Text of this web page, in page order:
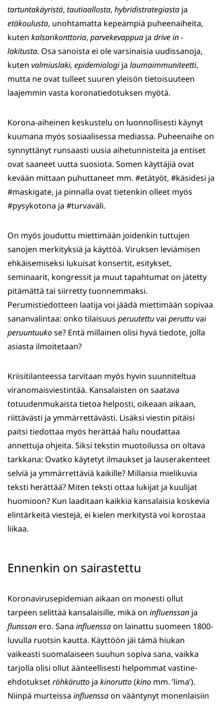
tartuntakäyristä, tautiaallosta, hybridistrategiasta ja
etäkoulusta, unohtamatta kepeämpiä puheenaiheita,
kuten kalsarikonttoria, parvekevappua ja drive in -
lakitusta. Osa sanoista ei ole varsinaisia uudissanoja,
kuten valmiuslaki, epidemiologija laumaimmuniteetti,
mutta ne ovat tulleet suuren yleisön tietoisuuteen
laajemmin vasta koronatiedotuksen myötä.
Korona-aiheinen keskustelu on luonnollisesti käynyt
kuumana myös sosiaalisessa mediassa. Puheenaihe on
synnyttänyt runsaasti uusia aihetunnisteita ja entiset
ovat saaneet uutta suosiota. Somen käyttäjiä ovat
kevään mittaan puhuttaneet mm. #etätyöt, #käsidesi ja
#maskigate, ja pinnalla ovat tietenkin olleet myös
#pysykotona ja #turvaväli.
On myös jouduttu miettimään joidenkin tuttujen
sanojen merkityksiä ja käyttöä. Viruksen leviämisen
ehkäisemiseksi lukuisat konsertit, esitykset,
seminaarit, kongressit ja muut tapahtumat on jätetty
pitämättä tai siirretty tuonnemmaksi.
Perumistiedotteen laatija voi jäädä miettimään sopivaa
sananvalintaa: onko tilaisuus peruutettuvai peruttuvai
peruuntuukose? Entä millainen olisi hyvä tiedote, jolla
asiasta ilmoitetaan?
Kriisitilanteessa tarvitaan myös hyvin suunniteltua
viranomaisviestintää. Kansalaisten on saatava
totuudenmukaista tietoa helposti, oikeaan aikaan,
riittävästi ja ymmärrettävästi. Lisäksi viestin pitäisi
paitsi tiedottaa myös herättää halu noudattaa
annettuja ohjeita. Siksi tekstin muotoilussa on oltava
tarkkana: Ovatko käytetyt ilmaukset ja lauserakenteet
selviä ja ymmärrettäviä kaikille? Millaisia mielikuvia
teksti herättää? Miten teksti ottaa lukijat ja kuulijat
huomioon? Kun laaditaan kaikkia kansalaisia koskevia
elintärkeitä viestejä, ei kielen merkitystä voi korostaa
liikaa.
Ennenkin on sairastettu
Koronavirusepidemian aikaan on monesti ollut
tarpeen selittää kansalaisille, mikä on influenssan ja
flunssanero. Sana influenssaon lainattu suomeen 1800-
luvulla ruotsin kautta. Käyttöön jäi tämä hiukan
vaikeasti suomalaiseen suuhun sopiva sana, vaikka
tarjolla olisi ollut äänteellisesti helpommat vastine-
ehdotuksetröhkärutto ja kinorutto(kino mm. ’lima’).
Niinpä murteissa influenssaon vääntynyt monenlaisiin